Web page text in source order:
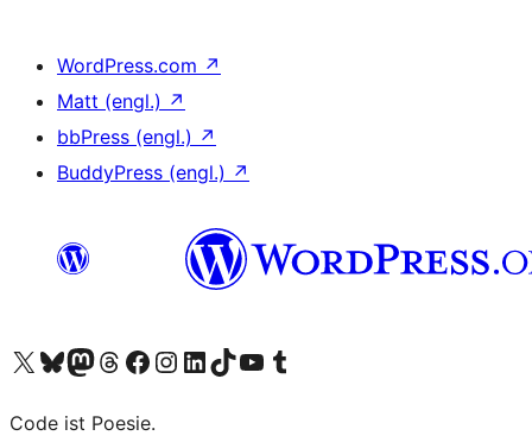
WordPress.com ↗
Matt (engl.) ↗
bbPress (engl.) ↗
BuddyPress (engl.) ↗
Unser X-Konto (früher Twitter) besuchen
Unser Bluesky-Konto besuchen
Unser Mastodon-Konto besuchen
Unser Threads-Konto besuchen
Unsere Facebook-Seite besuchen
Unser Instagram-Konto besuchen
Unser LinkedIn-Konto besuchen
Unser TikTok-Konto besuchen
Unseren YouTube-Kanal besuchen
Unser Tumblr-Konto besuchen
Code ist Poesie.